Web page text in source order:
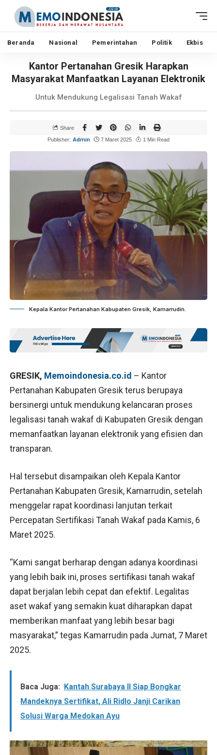
Beranda Nasional Pemerintahan Politik Ekbis
Kantor Pertanahan Gresik Harapkan
Masyarakat Manfaatkan Layanan Elektronik
Untuk Mendukung Legalisasi Tanah Wakaf
Publisher: Admin 7 Maret 2025 1 Min Read
Share
Kepala Kantor Pertanahan Kabupaten Gresik, Kamarrudin.
GRESIK, Memoindonesia.co.id – Kantor
Pertanahan Kabupaten Gresik terus berupaya
bersinergi untuk mendukung kelancaran proses
legalisasi tanah wakaf di Kabupaten Gresik dengan
memanfaatkan layanan elektronik yang efisien dan
transparan.
Hal tersebut disampaikan oleh Kepala Kantor
Pertanahan Kabupaten Gresik, Kamarrudin, setelah
menggelar rapat koordinasi lanjutan terkait
Percepatan Sertifikasi Tanah Wakaf pada Kamis, 6
Maret 2025.
“Kami sangat berharap dengan adanya koordinasi
yang lebih baik ini, proses sertifikasi tanah wakaf
dapat berjalan lebih cepat dan efektif. Legalitas
aset wakaf yang semakin kuat diharapkan dapat
memberikan manfaat yang lebih besar bagi
masyarakat,” tegas Kamarrudin pada Jumat, 7 Maret
2025.
Baca Juga:
Kantah Surabaya II Siap Bongkar
Mandeknya Sertifikat, Ali Ridlo Janji Carikan
Solusi Warga Medokan Ayu